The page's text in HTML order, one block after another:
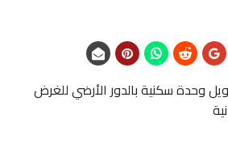
وحدة سكنية بالدور الأرضي للغرض